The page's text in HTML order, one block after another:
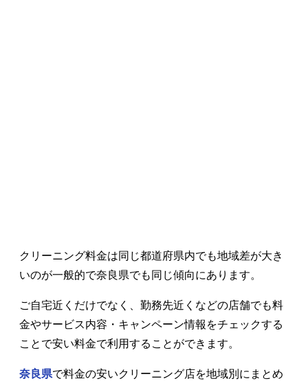
クリーニング料金は同じ都道府県内でも地域差が大き
いのが一般的で奈良県でも同じ傾向にあります。
ご自宅近くだけでなく、勤務先近くなどの店舗でも料
金やサービス内容・キャンペーン情報をチェックする
ことで安い料金で利用することができます。
奈良県で料金の安いクリーニング店を地域別にまとめ